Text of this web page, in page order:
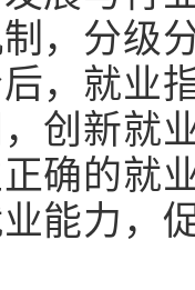
，分级
，就业
创新就
确的就
能力，